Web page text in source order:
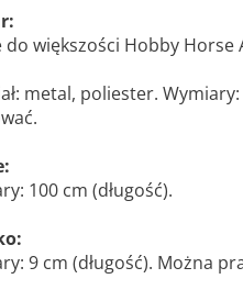
do większości Hobby Horse
metal, poliester.
100 cm (długość).
9 cm (długość). Można